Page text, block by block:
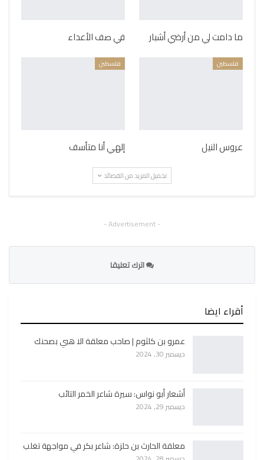
ما دامت لي من أرضي أشبار في صف الأعداء
فلسطين
عروس النيل
فلسطين
إلهي أنا متأسف
تحميل المزيد من القصائد
- Advertisement -
اترك تعليقا
أقراء ايضا
عمرو بن كلثوم | صاحب معلقة الا هبي بصحنك
ديسمبر 30, 2024
أشعار أبو نواس: سيرة شاعر الخمر التائب
ديسمبر 29, 2024
معلقة الحارث بن حلزة: شاعر بكر في مواجهة تغلب